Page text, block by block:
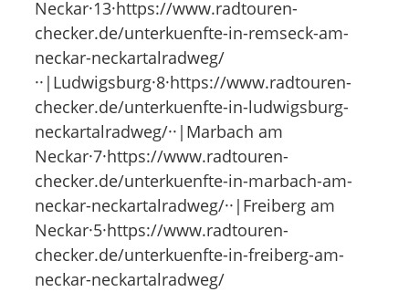
Neckar·13·https://www.radtouren-
checker.de/unterkuenfte-in-remseck-am-
neckar-neckartalradweg/
··|Ludwigsburg·8·https://www.radtouren-
checker.de/unterkuenfte-in-ludwigsburg-
neckartalradweg/··|Marbach am
Neckar·7·https://www.radtouren-
checker.de/unterkuenfte-in-marbach-am-
neckar-neckartalradweg/··|Freiberg am
Neckar·5·https://www.radtouren-
checker.de/unterkuenfte-in-freiberg-am-
neckar-neckartalradweg/